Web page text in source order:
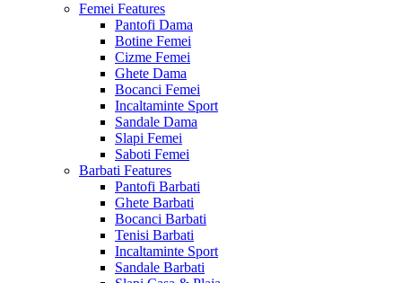
Femei Features
Pantofi Dama
Botine Femei
Cizme Femei
Ghete Dama
Bocanci Femei
Incaltaminte Sport
Sandale Dama
Slapi Femei
Saboti Femei
Barbati Features
Pantofi Barbati
Ghete Barbati
Bocanci Barbati
Tenisi Barbati
Incaltaminte Sport
Sandale Barbati